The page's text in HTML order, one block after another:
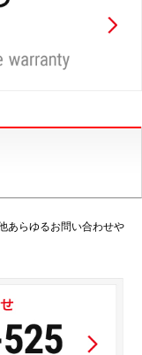
あらゆるお問い合わせや